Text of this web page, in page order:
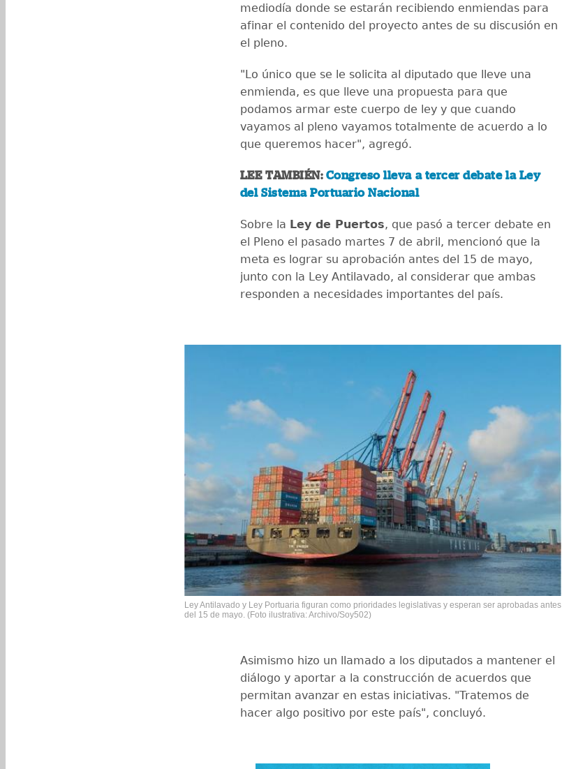
mediodía donde se estarán recibiendo enmiendas para
afinar el contenido del proyecto antes de su discusión en
el pleno.
"Lo único que se le solicita al diputado que lleve una
enmienda, es que lleve una propuesta para que
podamos armar este cuerpo de ley y que cuando
vayamos al pleno vayamos totalmente de acuerdo a lo
que queremos hacer", agregó.
LEE TAMBIÉN: Congreso lleva a tercer debate la Ley
del Sistema Portuario Nacional
Sobre la Ley de Puertos, que pasó a tercer debate en
el Pleno el pasado martes 7 de abril, mencionó que la
meta es lograr su aprobación antes del 15 de mayo,
junto con la Ley Antilavado, al considerar que ambas
responden a necesidades importantes del país.
Ley Antilavado y Ley Portuaria figuran como prioridades legislativas y esperan ser aprobadas antes
del 15 de mayo. (Foto ilustrativa: Archivo/Soy502)
Asimismo hizo un llamado a los diputados a mantener el
diálogo y aportar a la construcción de acuerdos que
permitan avanzar en estas iniciativas. "Tratemos de
hacer algo positivo por este país", concluyó.